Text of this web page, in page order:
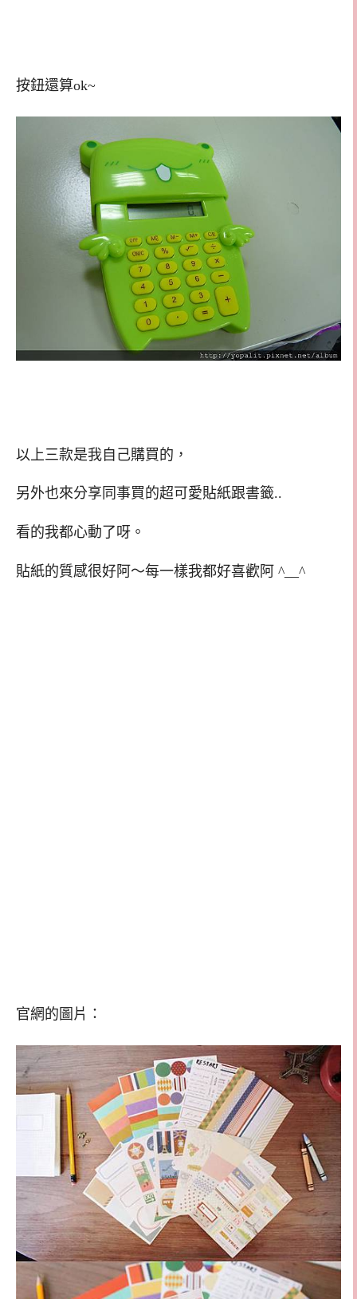
按鈕還算ok~
以上三款是我自己購買的，
另外也來分享同事買的超可愛貼紙跟書籤..
看的我都心動了呀。
貼紙的質感很好阿～每一樣我都好喜歡阿 ^__^
官網的圖片：